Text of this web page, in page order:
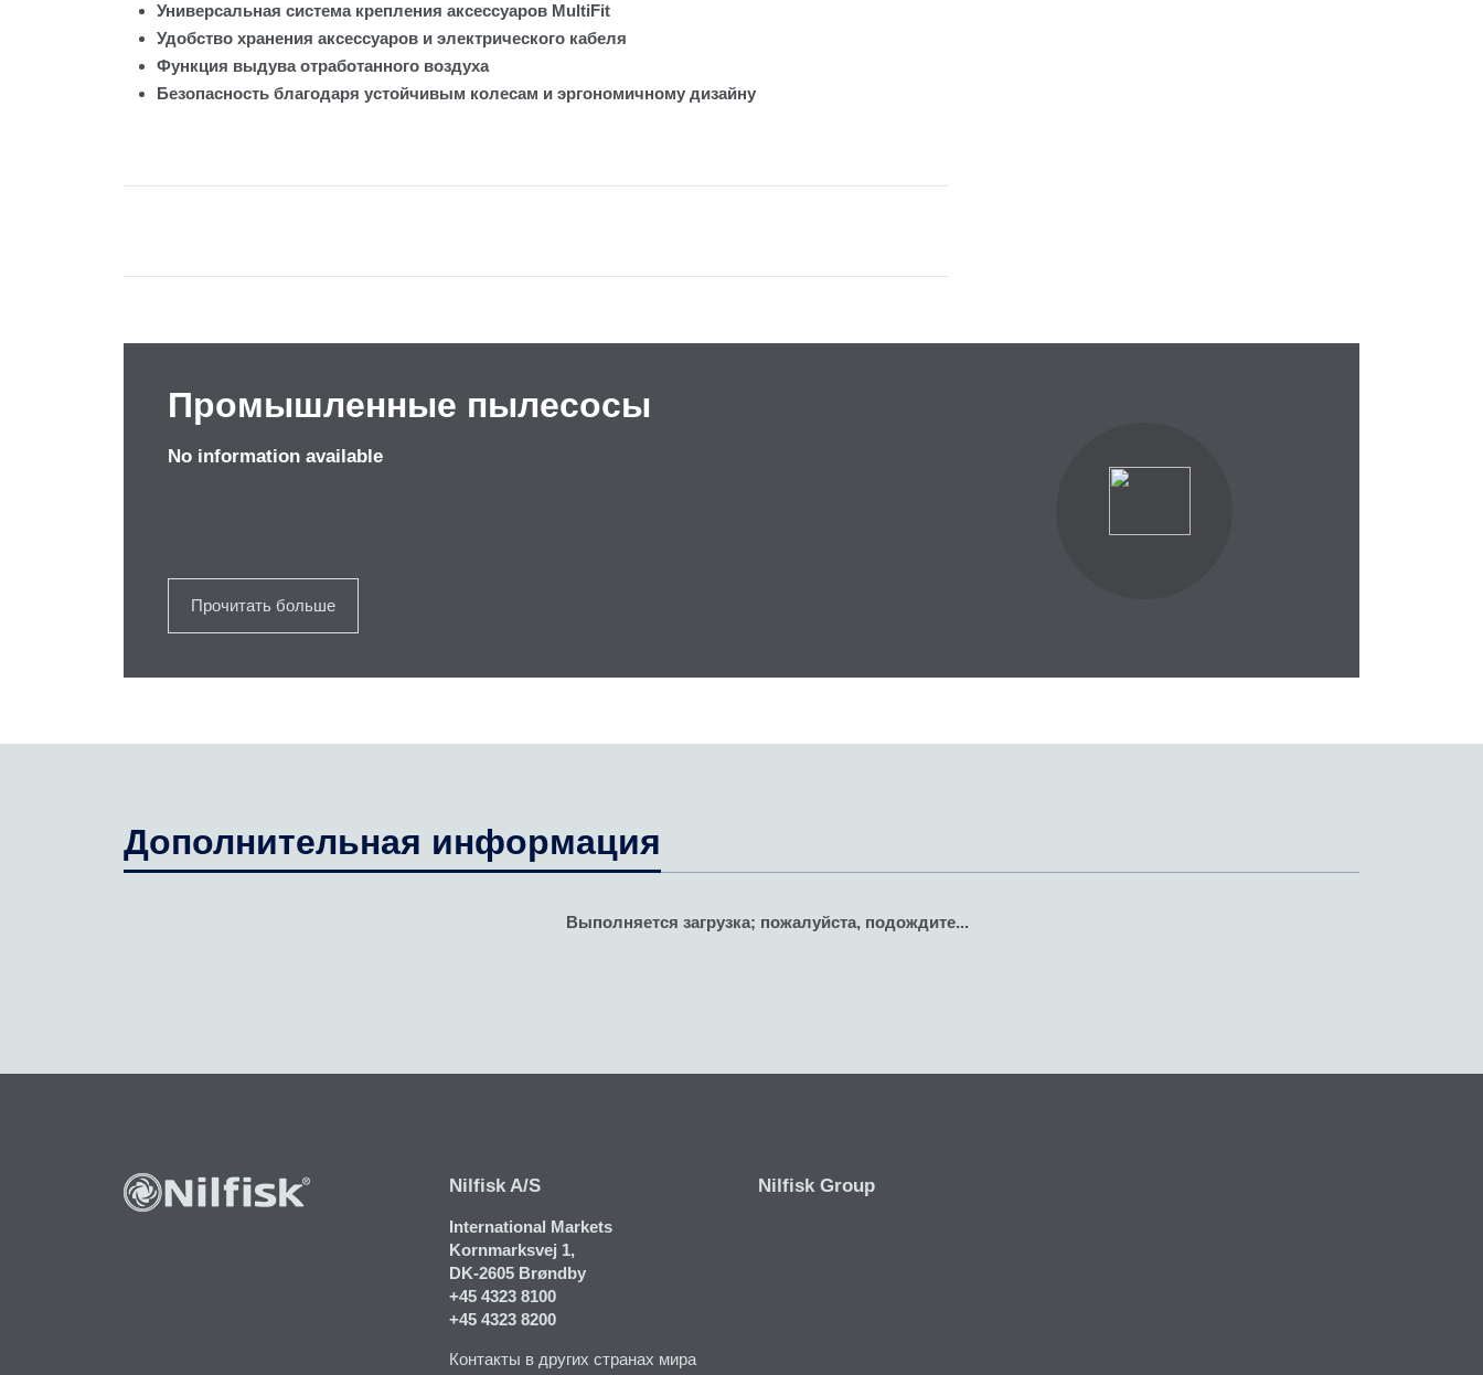
Универсальная система крепления аксессуаров MultiFit
Удобство хранения аксессуаров и электрического кабеля
Функция выдува отработанного воздуха
Безопасность благодаря устойчивым колесам и эргономичному дизайну
Промышленные пылесосы
No information available
Прочитать больше
Дополнительная информация
Выполняется загрузка; пожалуйста, подождите...
Nilfisk A/S
International Markets
Kornmarksvej 1​,
DK-2605 Brøndby
+45 4323 8100
+45 4323 8200
Контакты в других странах мира
Nilfisk Group